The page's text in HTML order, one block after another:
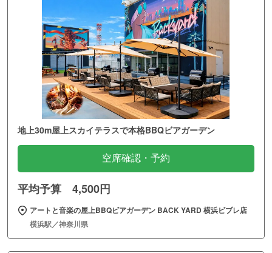
地上30m屋上スカイテラスで本格BBQビアガーデン
空席確認・予約
平均予算 4,500円
アートと音楽の屋上BBQビアガーデン BACK YARD 横浜ビブレ店
横浜駅／神奈川県